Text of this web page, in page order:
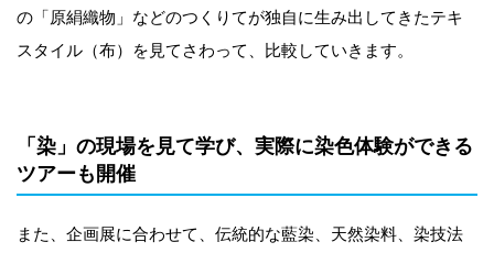
の「原絹織物」などのつくりてが独自に生み出してきたテキ
スタイル（布）を見てさわって、比較していきます。
「染」の現場を見て学び、実際に染色体験ができる
ツアーも開催
また、企画展に合わせて、伝統的な藍染、天然染料、染技法